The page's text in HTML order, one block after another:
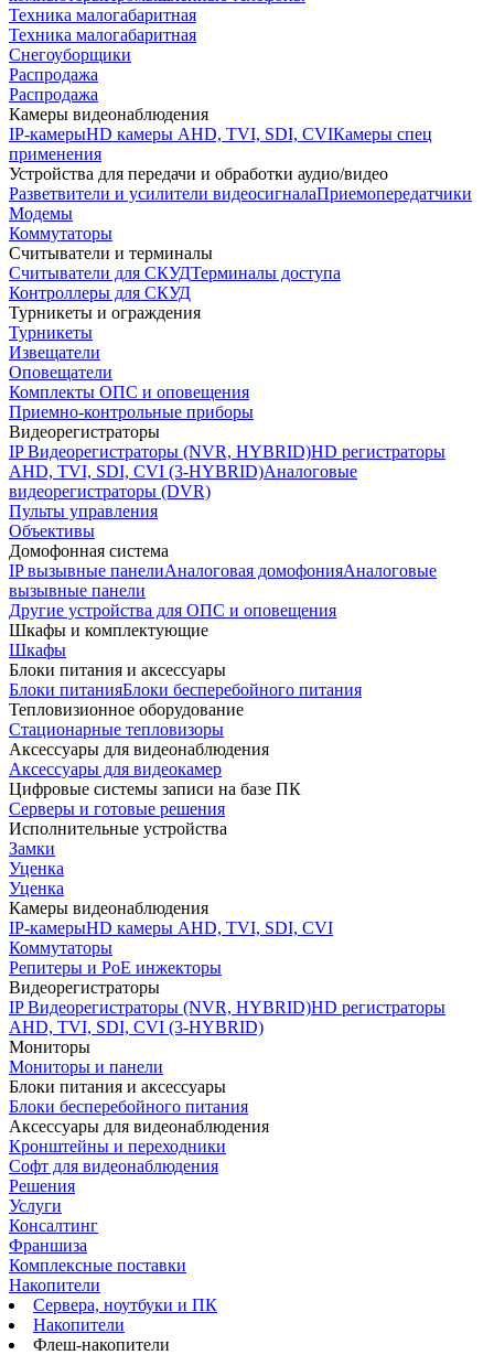
Техника малогабаритная
Техника малогабаритная
Снегоуборщики
Распродажа
Распродажа
Камеры видеонаблюдения
IP-камерыHD камеры AHD, TVI, SDI, CVIКамеры спец
применения
Устройства для передачи и обработки аудио/видео
Разветвители и усилители видеосигналаПриемопередатчики
Модемы
Коммутаторы
Считыватели и терминалы
Считыватели для СКУДТерминалы доступа
Контроллеры для СКУД
Турникеты и ограждения
Турникеты
Извещатели
Оповещатели
Комплекты ОПС и оповещения
Приемно-контрольные приборы
Видеорегистраторы
IP Видеорегистраторы (NVR, HYBRID)HD регистраторы
AHD, TVI, SDI, CVI (3-HYBRID)Аналоговые
видеорегистраторы (DVR)
Пульты управления
Объективы
Домофонная система
IP вызывные панелиАналоговая домофонияАналоговые
вызывные панели
Другие устройства для ОПС и оповещения
Шкафы и комплектующие
Шкафы
Блоки питания и аксессуары
Блоки питанияБлоки бесперебойного питания
Тепловизионное оборудование
Стационарные тепловизоры
Аксессуары для видеонаблюдения
Аксессуары для видеокамер
Цифровые системы записи на базе ПК
Серверы и готовые решения
Исполнительные устройства
Замки
Уценка
Уценка
Камеры видеонаблюдения
IP-камерыHD камеры AHD, TVI, SDI, CVI
Коммутаторы
Репитеры и PoE инжекторы
Видеорегистраторы
IP Видеорегистраторы (NVR, HYBRID)HD регистраторы
AHD, TVI, SDI, CVI (3-HYBRID)
Мониторы
Мониторы и панели
Блоки питания и аксессуары
Блоки бесперебойного питания
Аксессуары для видеонаблюдения
Кронштейны и переходники
Софт для видеонаблюдения
Решения
Услуги
Консалтинг
Франшиза
Комплексные поставки
Накопители
Сервера, ноутбуки и ПК
Накопители
Флеш-накопители